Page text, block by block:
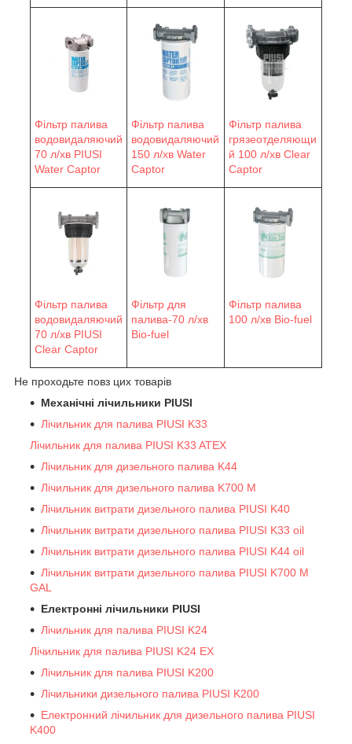
Фільтр палива
водовидаляючий
70 л/хв PIUSI
Water Сaptor
Фільтр палива
водовидаляючий
150 л/хв Water
Сaptor
Фільтр палива
грязеотделяющи
й 100 л/хв Clear
Captor
Фільтр палива
водовидаляючий
70 л/хв PIUSI
Clear Captor
Фільтр для
палива-70 л/хв
Bio-fuel
Фільтр палива
100 л/хв Bio-fuel
Не проходьте повз цих товарів
Механічні лічильники PIUSI
Лічильник для палива PIUSI K33
Лічильник для палива PIUSI K33 ATEX
Лічильник для дизельного палива K44
Лічильник для дизельного палива K700 M
Лічильник витрати дизельного палива PIUSI K40
Лічильник витрати дизельного палива PIUSI K33 oil
Лічильник витрати дизельного палива PIUSI K44 oil
Лічильник витрати дизельного палива PIUSI K700 M
GAL
Електронні лічильники PIUSI
Лічильник для палива PIUSI K24
Лічильник для палива PIUSI K24 EX
Лічильник для палива PIUSI K200
Лічильники дизельного палива PIUSI K200
Електронний лічильник для дизельного палива PIUSI
K400